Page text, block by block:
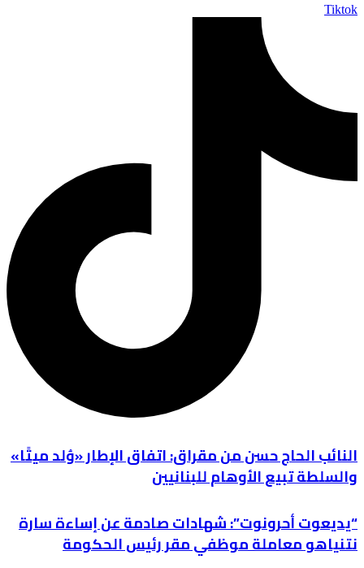
Tiktok
النائب الحاج حسن من مقراق: اتفاق الإطار «وُلد ميتًا»
والسلطة تبيع الأوهام للبنانيين
“يديعوت أحرونوت”: شهادات صادمة عن إساءة سارة
نتنياهو معاملة موظفي مقر رئيس الحكومة